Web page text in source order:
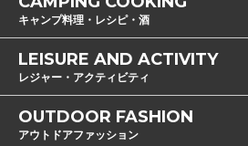
キャンプ料理・レシピ・酒
LEISURE AND ACTIVITY
レジャー・アクティビティ
OUTDOOR FASHION
アウトドアファッション